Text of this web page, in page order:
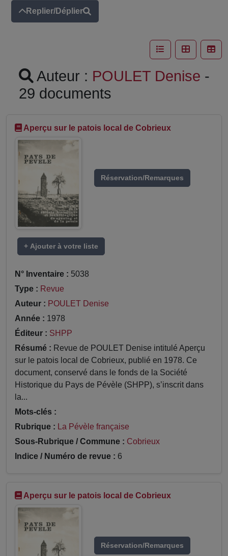
Replier/Déplier
Auteur : POULET Denise -
29 documents
Aperçu sur le patois local de Cobrieux
Réservation/Remarques
+ Ajouter à votre liste
N° Inventaire : 5038
Type : Revue
Auteur : POULET Denise
Année : 1978
Éditeur : SHPP
Résumé : Revue de POULET Denise intitulé Aperçu
sur le patois local de Cobrieux, publié en 1978. Ce
document, conservé dans le fonds de la Société
Historique du Pays de Pévèle (SHPP), s’inscrit dans
la...
Mots-clés :
Rubrique : La Pévèle française
Sous-Rubrique / Commune : Cobrieux
Indice / Numéro de revue : 6
Aperçu sur le patois local de Cobrieux
Réservation/Remarques